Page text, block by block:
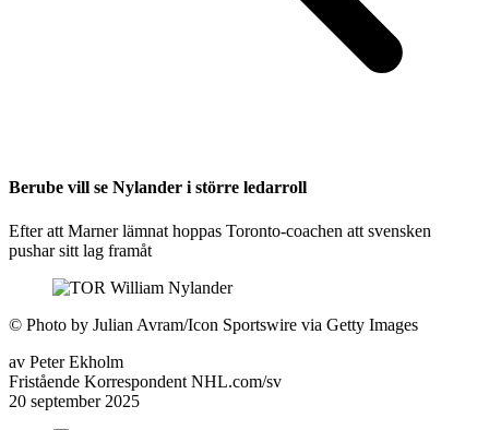
Berube vill se Nylander i större ledarroll
Efter att Marner lämnat hoppas Toronto-coachen att svensken
pushar sitt lag framåt
© Photo by Julian Avram/Icon Sportswire via Getty Images
av Peter Ekholm
Fristående Korrespondent NHL.com/sv
20 september 2025